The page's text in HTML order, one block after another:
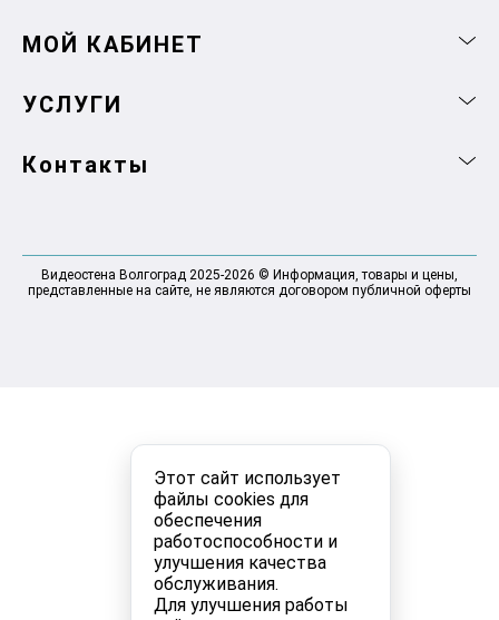
Этот сайт использует
файлы cookies для
обеспечения
работоспособности и
улучшения качества
обслуживания.
Для улучшения работы
МОЙ КАБИНЕТ
УСЛУГИ
Контакты
Видеостена Волгоград 2025-2026 © Информация, товары и цены,
представленные на сайте, не являются договором публичной оферты